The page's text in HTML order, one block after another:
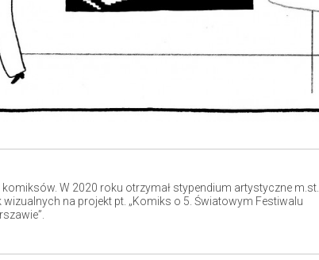
W 2020 roku otrzymał stypendium artystyczne m.st.
na projekt pt. „Komiks o 5. Światowym Festiwalu